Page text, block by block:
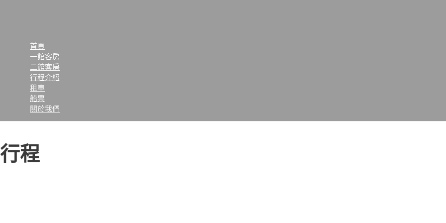
首頁
一館客房
二館客房
行程介紹
租車
船票
關於我們
行程